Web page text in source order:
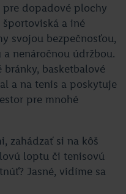
dopadové plochy
a iné
svojou bezpečnosťou,
nenáročnou údržbou.
basketbalové
a na tenis a poskytuje
pre mnohé
zahádzať si na kôš
loptu či tenisovú
Jasné, vidíme sa